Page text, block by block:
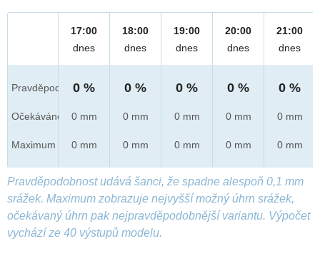
Pravděpod.
Očekáváno
Maximum
17:00
dnes
0 %
0 mm
0 mm
18:00
dnes
0 %
0 mm
0 mm
19:00
dnes
0 %
0 mm
0 mm
20:00
dnes
0 %
0 mm
0 mm
21:00
dnes
0 %
0 mm
0 mm
Pravděpodobnost udává šanci, že spadne alespoň 0,1 mm
srážek. Maximum zobrazuje nejvyšší možný úhrn srážek,
očekávaný úhrn pak nejpravděpodobnější variantu. Výpočet
vychází ze 40 výstupů modelu.